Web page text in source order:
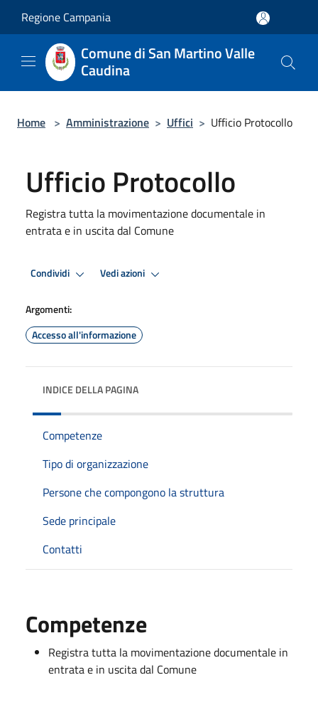
Regione Campania
Comune di San Martino Valle
Caudina
Home > Amministrazione > Uffici > Ufficio Protocollo
Ufficio Protocollo
Registra tutta la movimentazione documentale in
entrata e in uscita dal Comune
Condividi Vedi azioni
Argomenti:
Accesso all'informazione
INDICE DELLA PAGINA
Competenze
Tipo di organizzazione
Persone che compongono la struttura
Sede principale
Contatti
Competenze
Registra tutta la movimentazione documentale in
entrata e in uscita dal Comune